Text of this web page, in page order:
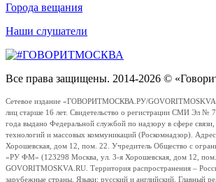
Города вещания
Наши слушатели
Все права защищены. 2014-2026 ©
Сетевое издание «ГОВОРИТМОСКВА.РУ/
лиц старше 16 лет. Свидетельство о регистрации СМИ Эл №
года выдано Федеральной службой по надзору в сфере
технологий и массовых коммуникаций (Роскомнадзор).
Хорошевская, дом 12, пом. 22. Учредитель Общество с
«РУ ФМ» (123298 Москва, ул. 3-я Хорошевская, дом 12,
GOVORITMOSKVA.RU. Территория распространения –
зарубежные страны. Языки: русский и английский. Главный